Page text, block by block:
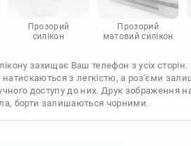
Прозорий
силікон
Прозорий
матовий силікон
захищає Ваш телефон з усіх сторін.
натискаються з легкістю, а роз'єми
доступу до них. Друк зображення
борти залишаються чорними.